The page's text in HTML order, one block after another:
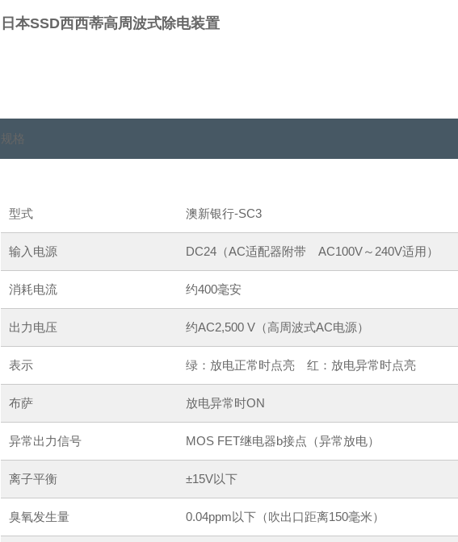
日本SSD西西蒂高周波式除电装置
规格
型式 澳新银行-SC3
输入电源 DC24（AC适配器附带 AC100V～240V适用）
消耗电流 约400毫安
出力电压 约AC2,500 V（高周波式AC电源）
表示 绿：放电正常时点亮 红：放电异常时点亮
布萨 放电异常时ON
异常出力信号 MOS FET继电器b接点（异常放电）
离子平衡 ±15V以下
臭氧发生量 0.04ppm以下（吹出口距离150毫米）